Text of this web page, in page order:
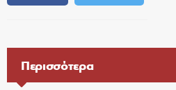
Περισσότερα